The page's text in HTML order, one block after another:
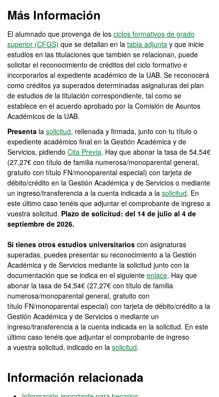
Más Información
El alumnado que provenga de los ciclos formativos de grado
superior (CFGS) que se detallan en la tabla adjunta y que inicie
estudios en las titulaciones que también se relacionan, puede
solicitar el reconocimiento de créditos del ciclo formativo e
incorporarlos al expediente académico de la UAB. Se reconocerá
como créditos ya superados determinadas asignaturas del plan
de estudios de la titulación correspondiente, tal como se
establece en el acuerdo aprobado por la Comisión de Asuntos
Académicos de la UAB.
Presenta la solicitud, rellenada y firmada, junto con tu título o
expediente académico final en la Gestión Académica y de
Servicios, pidiendo Cita Previa. Hay que abonar la tasa de 54,54€
(27,27€ con título de familia numerosa/monoparental general,
gratuito con título FN/monoparental especial) con tarjeta de
débito/crédito en la Gestión Académica y de Servicios o mediante
un ingreso/transferencia a la cuenta indicada a la solicitud. En
este último caso tenéis que adjuntar el comprobante de ingreso a
vuestra solicitud. Plazo de solicitud: del 14 de julio al 4 de
septiembre de 2026.
Si tienes otros estudios universitarios con asignaturas
superadas, puedes presentar su reconocimiento a la Gestión
Académica y de Servicios mediante la solicitud junto con la
documentación que se indica en el siguiente enlace. Hay que
abonar la tasa de 54,54€ (27,27€ con título de familia
numerosa/monoparental general, gratuito con
título FN/monoparental especial) con tarjeta de débito/crédito a la
Gestión Académica y de Servicios o mediante un
ingreso/transferencia a la cuenta indicada en la solicitud. En este
último caso tenéis que adjuntar el comprobante de ingreso
a vuestra solicitud, indicado en la solicitud.
Información relacionada